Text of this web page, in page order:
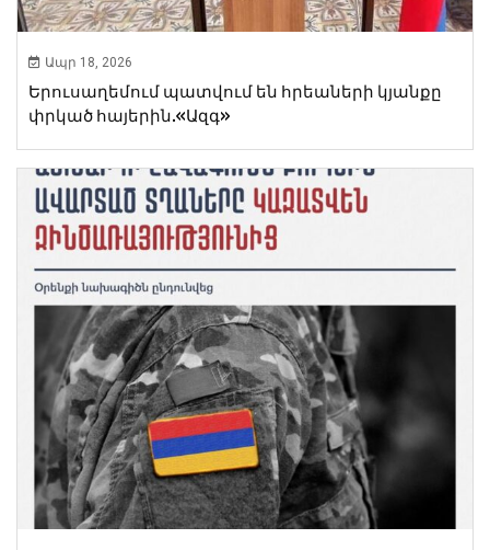
Ապր 18, 2026
Երուսաղեմում պատվում են հրեաների կյանքը
փրկած հայերին.«Ազգ»